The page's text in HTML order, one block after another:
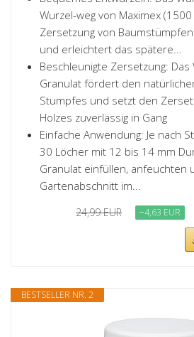
Wurzel-weg von Maximex
Zersetzung von
und erleichtert das spätere...
Beschleunigte Zersetzung:
Granulat fördert den
Stumpfes und setzt den
Holzes zuverlässig in Gang
Einfache Anwendung: Je nach
30 Löcher mit 12 bis 14 mm
Granulat einfüllen, anfeuchten
Gartenabschnitt im...
24,99 EUR −4,63 EUR
BESTSELLER NR. 2